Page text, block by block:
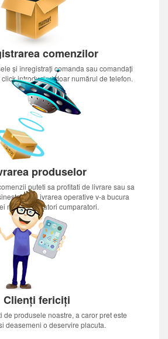
comenzilor
și înregistrați comanda sau comandați
introducînd doar numărul de telefon.
produselor
puteti sa profitati de livrare sau sa
operative v-a bucura
mai nerabdatori cumparatori.
Clienți fericiți
de produsele noastre, a caror pret este
deasemeni o deservire placuta.